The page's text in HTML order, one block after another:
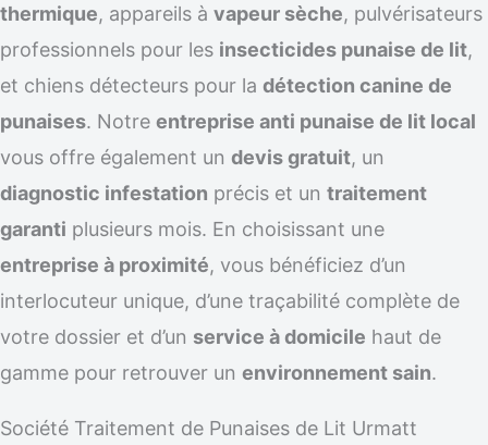
thermique, appareils à vapeur sèche, pulvérisateurs
professionnels pour les insecticides punaise de lit,
et chiens détecteurs pour la détection canine de
punaises. Notre entreprise anti punaise de lit local
vous offre également un devis gratuit, un
diagnostic infestation précis et un traitement
garanti plusieurs mois. En choisissant une
entreprise à proximité, vous bénéficiez d’un
interlocuteur unique, d’une traçabilité complète de
votre dossier et d’un service à domicile haut de
gamme pour retrouver un environnement sain.
Société Traitement de Punaises de Lit Urmatt